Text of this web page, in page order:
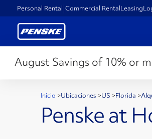
Personal Rental Commercial RentalLeasing
August Savings of 10% or
Inicio >Ubicaciones >US >Florida >
Penske at